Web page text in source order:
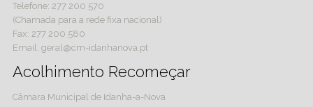
Telefone: 277 200 570
(Chamada para a rede fixa nacional)
Fax: 277 200 580
Email: geral@cm-idanhanova.pt
Acolhimento Recomeçar
Câmara Municipal de Idanha-a-Nova